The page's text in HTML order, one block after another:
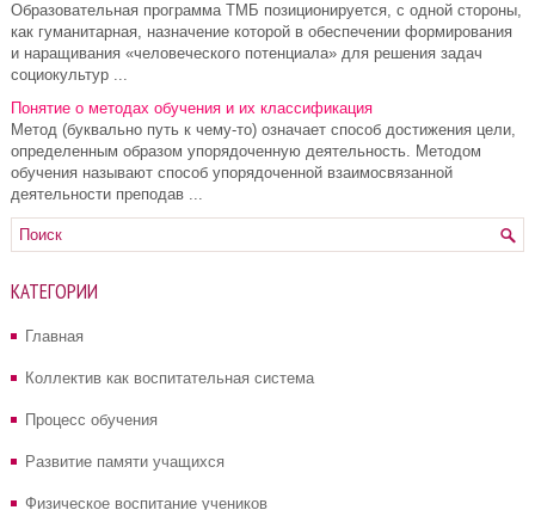
Образовательная программа ТМБ позиционируется, с одной стороны,
как гуманитарная, назначение которой в обеспечении формирования
и наращивания «человеческого потенциала» для решения задач
социокультур ...
Понятие о методах обучения и их классификация
Метод (буквально путь к чему-то) означает способ достижения цели,
определенным образом упорядоченную деятельность. Методом
обучения называют способ упорядоченной взаимосвязанной
деятельности преподав ...
КАТЕГОРИИ
Главная
Коллектив как воспитательная система
Процесс обучения
Развитие памяти учащихся
Физическое воспитание учеников